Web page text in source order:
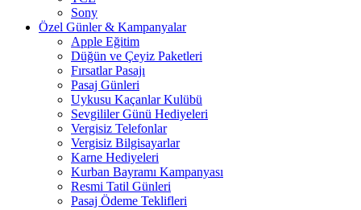
Sony
Özel Günler & Kampanyalar
Apple Eğitim
Düğün ve Çeyiz Paketleri
Fırsatlar Pasajı
Pasaj Günleri
Uykusu Kaçanlar Kulübü
Sevgililer Günü Hediyeleri
Vergisiz Telefonlar
Vergisiz Bilgisayarlar
Karne Hediyeleri
Kurban Bayramı Kampanyası
Resmi Tatil Günleri
Pasaj Ödeme Teklifleri